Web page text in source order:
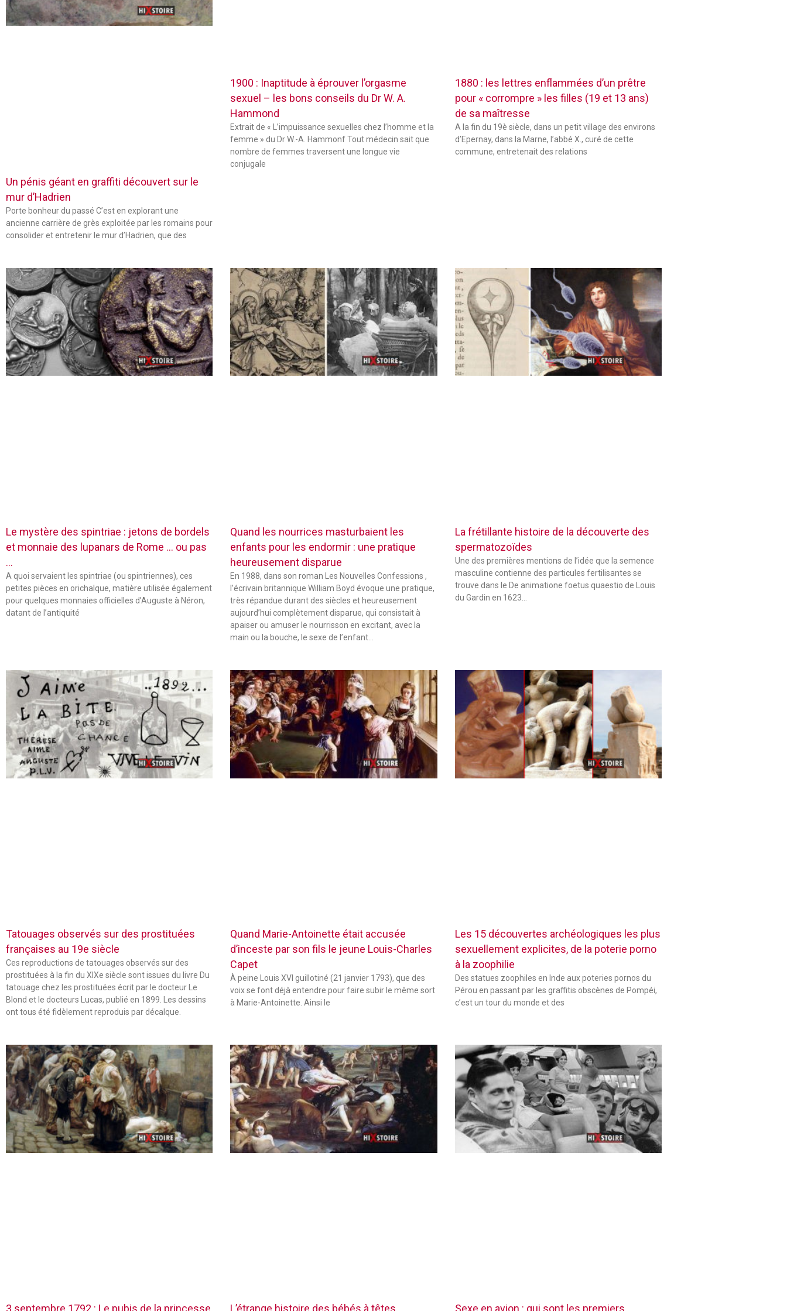
Un pénis géant en graffiti découvert sur le
mur d’Hadrien
Porte bonheur du passé C’est en explorant une
ancienne carrière de grès exploitée par les romains pour
consolider et entretenir le mur d’Hadrien, que des
1900 : Inaptitude à éprouver l’orgasme
sexuel – les bons conseils du Dr W. A.
Hammond
Extrait de « L’impuissance sexuelles chez l’homme et la
femme » du Dr W.-A. Hammonf Tout médecin sait que
nombre de femmes traversent une longue vie
conjugale
1880 : les lettres enflammées d’un prêtre
pour « corrompre » les filles (19 et 13 ans)
de sa maîtresse
A la fin du 19è siècle, dans un petit village des environs
d’Epernay, dans la Marne, l’abbé X., curé de cette
commune, entretenait des relations
Le mystère des spintriae : jetons de bordels
et monnaie des lupanars de Rome … ou pas
…
A quoi servaient les spintriae (ou spintriennes), ces
petites pièces en orichalque, matière utilisée également
pour quelques monnaies officielles d’Auguste à Néron,
datant de l’antiquité
Quand les nourrices masturbaient les
enfants pour les endormir : une pratique
heureusement disparue
En 1988, dans son roman Les Nouvelles Confessions ,
l’écrivain britannique William Boyd évoque une pratique,
très répandue durant des siècles et heureusement
aujourd’hui complètement disparue, qui consistait à
apaiser ou amuser le nourrisson en excitant, avec la
main ou la bouche, le sexe de l’enfant…
La frétillante histoire de la découverte des
spermatozoïdes
Une des premières mentions de l’idée que la semence
masculine contienne des particules fertilisantes se
trouve dans le De animatione foetus quaestio de Louis
du Gardin en 1623…
Tatouages observés sur des prostituées
françaises au 19e siècle
Ces reproductions de tatouages observés sur des
prostituées à la fin du XIXe siècle sont issues du livre Du
tatouage chez les prostituées écrit par le docteur Le
Blond et le docteurs Lucas, publié en 1899. Les dessins
ont tous été fidèlement reproduis par décalque.
Quand Marie-Antoinette était accusée
d’inceste par son fils le jeune Louis-Charles
Capet
À peine Louis XVI guillotiné (21 janvier 1793), que des
voix se font déjà entendre pour faire subir le même sort
à Marie-Antoinette. Ainsi le
Les 15 découvertes archéologiques les plus
sexuellement explicites, de la poterie porno
à la zoophilie
Des statues zoophiles en Inde aux poteries pornos du
Pérou en passant par les graffitis obscènes de Pompéi,
c’est un tour du monde et des
3 septembre 1792 : Le pubis de la princesse L’étrange histoire des bébés à têtes Sexe en avion : qui sont les premiers